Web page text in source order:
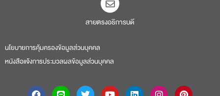
สายตรงอธิการบดี​
นโยบายการคุ้มครองข้อมูลส่วนบุคคล
หนังสือแจ้งการประมวลผลข้อมูลส่วนบุคคล